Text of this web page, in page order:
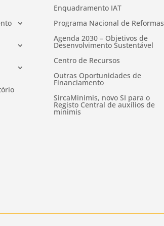
Enquadramento IAT
Programa Nacional de Reformas
Agenda 2030 – Objetivos de
Desenvolvimento Sustentável
Centro de Recursos
Outras Oportunidades de
Financiamento
SircaMinimis, novo SI para o
Registo Central de auxílios de
minimis